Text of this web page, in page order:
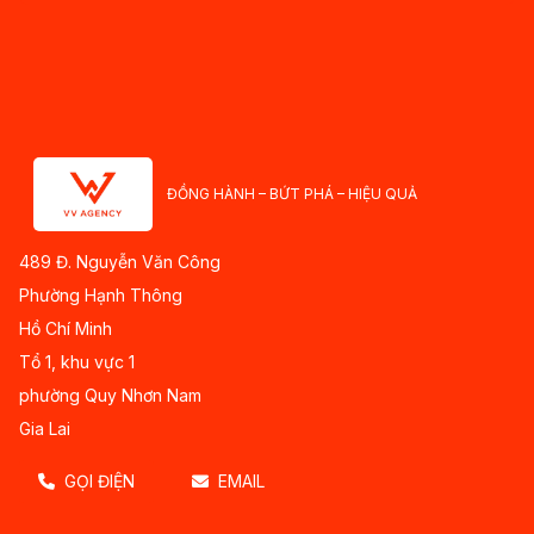
ĐỒNG HÀNH – BỨT PHÁ – HIỆU QUẢ
489 Đ. Nguyễn Văn Công
Phường Hạnh Thông
Hồ Chí Minh
Tổ 1, khu vực 1
phường Quy Nhơn Nam
Gia Lai
GỌI ĐIỆN EMAIL